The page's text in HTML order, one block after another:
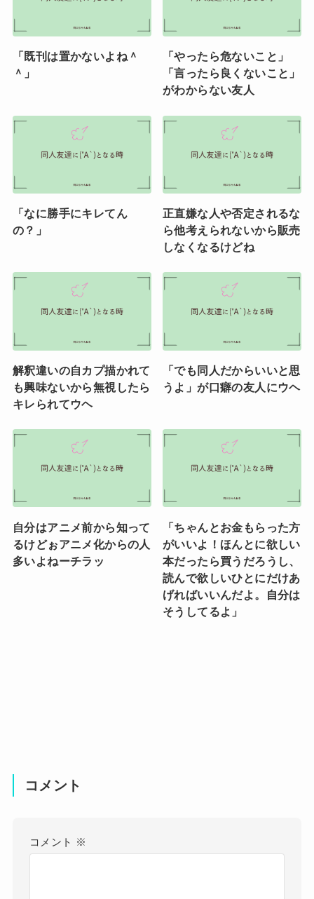
「既刊は置かないよね＾
＾」
「やったら危ないこと」
「言ったら良くないこと」
がわからない友人
「なに勝手にキレてん
の？」
正直嫌な人や否定されるな
ら他考えられないから販売
しなくなるけどね
解釈違いの自カプ描かれて
も興味ないから無視したら
キレられてウヘ
「でも同人だからいいと思
うよ」が口癖の友人にウヘ
自分はアニメ前から知って
るけどぉアニメ化からの人
多いよねーチラッ
「ちゃんとお金もらった方
がいいよ！ほんとに欲しい
本だったら買うだろうし、
読んで欲しいひとにだけあ
げればいいんだよ。自分は
そうしてるよ」
コメント
コメント ※